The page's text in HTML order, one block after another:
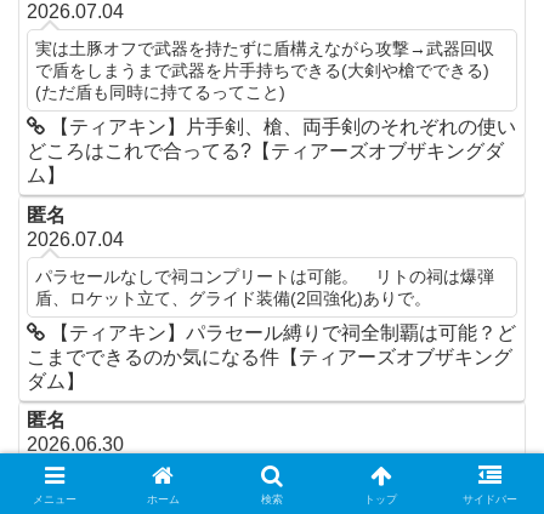
2026.07.04
実は土豚オフで武器を持たずに盾構えながら攻撃→武器回収
で盾をしまうまで武器を片手持ちできる(大剣や槍でできる)
(ただ盾も同時に持てるってこと)
【ティアキン】片手剣、槍、両手剣のそれぞれの使い
どころはこれで合ってる?【ティアーズオブザキングダ
ム】
匿名
2026.07.04
パラセールなしで祠コンプリートは可能。 リトの祠は爆弾
盾、ロケット立て、グライド装備(2回強化)ありで。
【ティアキン】パラセール縛りで祠全制覇は可能？ど
こまでできるのか気になる件【ティアーズオブザキング
ダム】
匿名
2026.06.30
4の名前覚えてないのに博士ってww
メニュー ホーム 検索 トップ サイドバー